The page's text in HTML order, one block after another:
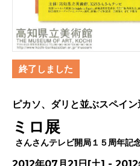
終了しました
ピカソ、ダリと並ぶスペイ
ミロ展
さんさんテレビ開局１５周年記